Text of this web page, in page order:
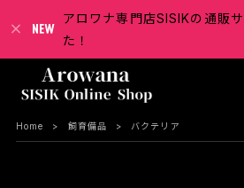
アロワナ専門店SISIKの通販
た！
Home 飼育備品 バクテリア